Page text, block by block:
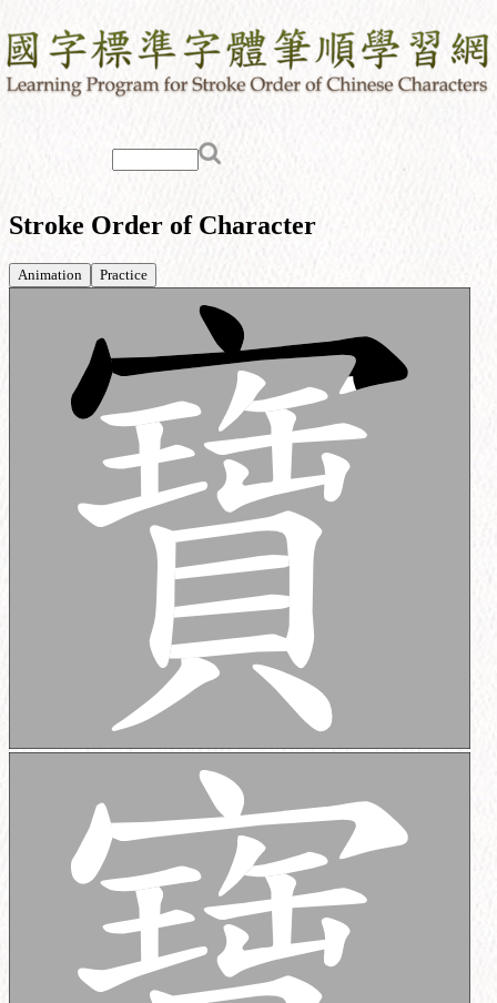
Stroke Order of Character
Animation Practice